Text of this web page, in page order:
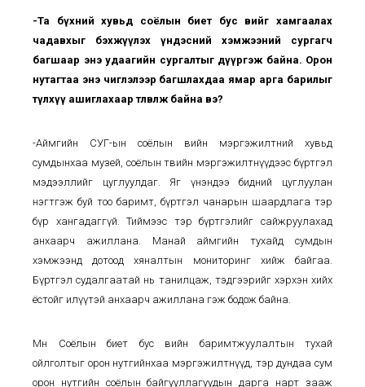
-Та бүхний хувьд соёлын биет бус өвийг хамгаалах
чадавхыг бэхжүүлэх үндэсний хэмжээний сургагч
багшаар энэ удаагийн сургалтыг дүүргэж байна. Орон
нутагтаа энэ чиглэлээр багшлахдаа ямар арга барилыг
түлхүү ашиглахаар төлөвлөж байна вэ?
-Аймгийн СУГ-ын соёлын өвийн мэргэжилтний хувьд
сумдынхаа музей, соёлын төвийн мэргэжилтнүүдээс бүртгэл
мэдээллийг цуглуулдаг. Яг үнэндээ бидний цуглуулан
нэгтгэж буй тоо баримт, бүртгэл чанарын шаардлага тэр
бүр хангадаггүй. Тиймээс тэр бүртгэлийг сайжруулахад
анхаарч ажиллана. Манай аймгийн тухайд сумдын
хэмжээнд дотоод хяналтын мониторинг хийж байгаа.
Бүртгэл судалгаатай нь танилцаж, тэдгээрийг хэрхэн хийх
ёстойг илүүтэй анхаарч ажиллана гэж бодож байна.
Мөн Соёлын биет бус өвийн баримтжуулалтын тухай
ойлголтыг орон нутгийнхаа мэргэжилтнүүд, тэр дундаа сум
орон нутгийн соёлын байгууллагуудын дарга нарт зааж